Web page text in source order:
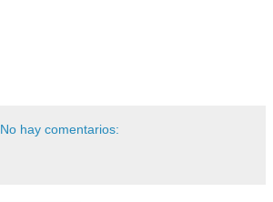
No hay comentarios: